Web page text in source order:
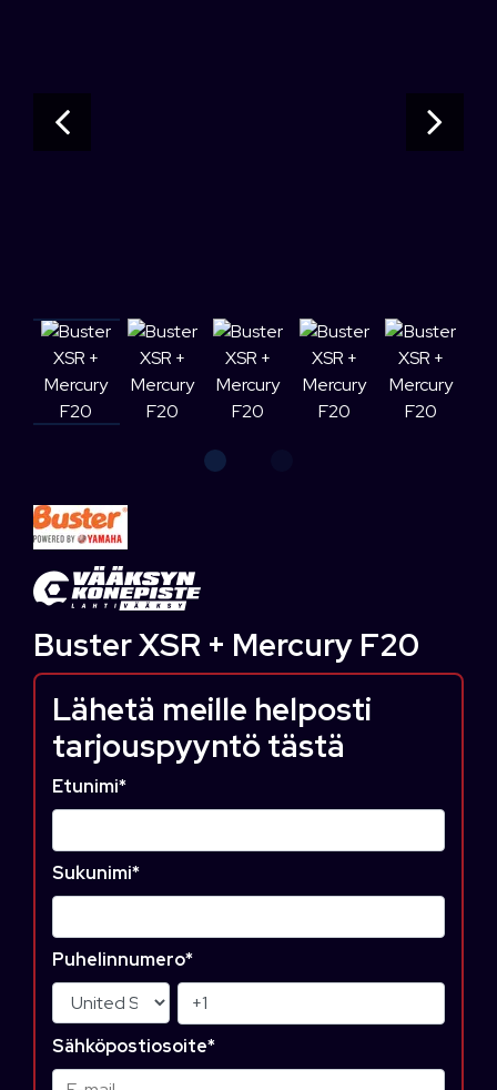
Buster XSR + Mercury F20
Lähetä meille helposti
tarjouspyyntö tästä
Etunimi*
Sukunimi*
Puhelinnumero*
Sähköpostiosoite*